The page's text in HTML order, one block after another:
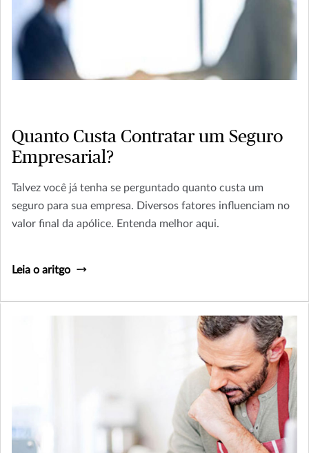
Quanto Custa Contratar um Seguro
Empresarial?
Talvez você já tenha se perguntado quanto custa um
seguro para sua empresa. Diversos fatores influenciam no
valor final da apólice. Entenda melhor aqui.
Leia o aritgo